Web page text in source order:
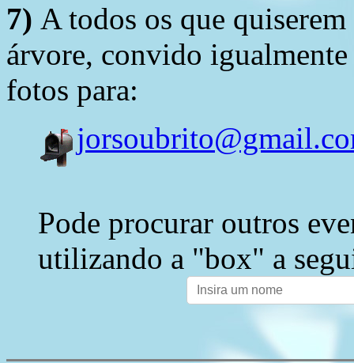
7) A todos os que
árvore, convido
fotos para:
Pode procurar outros
utilizando a "box" a